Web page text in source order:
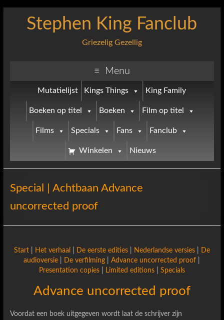
Stephen King Fanclub
Griezelig Gezellig
Menu
Mutatielijst Kings Things King Family
Boeken op titel Boeken Film op titel
Films Specials Fans Fanclub
Winkelen Nieuws
Special | Achtbaan Advance
uncorrected proof
Start| Het verhaal De eerste edities| Nederlandse versies|
De
audioversie
De verfilming |Advance uncorrected proof
Presentation copies| Limited editions| Specials
Advance uncorrected proof
Voordat een boek uitgegeven wordt laat de schrijver zijn